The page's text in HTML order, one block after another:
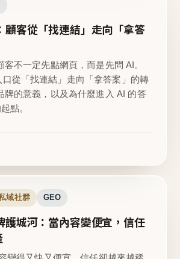
顧客從「找連結」走向「拿答
客不一定先點網頁，而是先問 AI。
從「找連結」走向「拿答案」的轉
牌的意義，以及為什麼進入 AI 的答
點。
域社群 GEO
護城河：當內容變便宜，信任